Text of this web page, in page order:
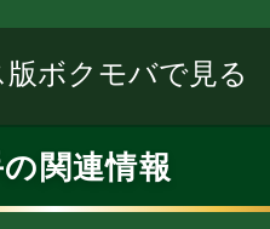
ボクモバで見る
関連情報